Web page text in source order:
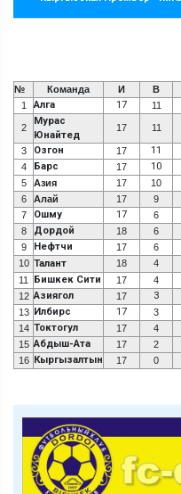
№ Команда И В
1
Алга 17 11
2
Мурас
Юнайтед
17 11
3 Озгон 17 11
4 Барс 17 10
5 Азия 17 10
6
Алай 17 9
7
Ошму 17 6
8 Дордой 18 6
9 Нефтчи 17 6
10 Талант 18 4
11
Бишкек Сити 17 4
12 Азиягол 17 3
13 Илбирс 17 3
14 Токтогул 17 4
15 Абдыш-Ата 17 2
16 Кыргызалтын 17 0